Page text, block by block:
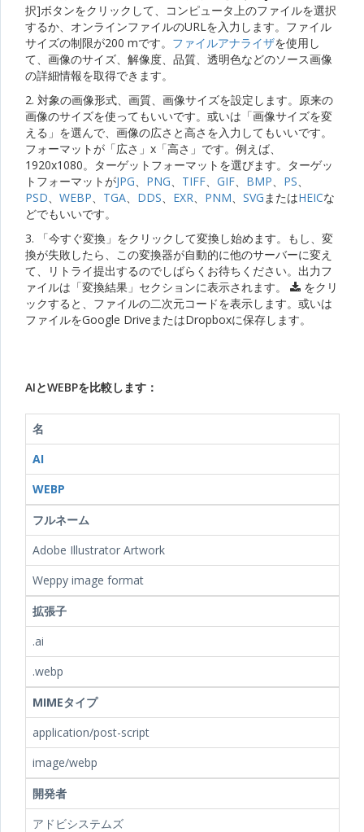
択]ボタンをクリックして、コンピュータ上のファイルを選択
するか、オンラインファイルのURLを入力します。ファイル
サイズの制限が200 mです。 ファイルアナライザを使用し
て、画像のサイズ、解像度、品質、透明色などのソース画像
の詳細情報を取得できます。
2. 対象の画像形式、画質、画像サイズを設定します。原来の
画像のサイズを使ってもいいです。或いは「画像サイズを変
える」を選んで、画像の広さと高さを入力してもいいです。
フォーマットが「広さ」x「高さ」です。例えば、
1920x1080。ターゲットフォーマットを選びます。ターゲッ
トフォーマットがJPG、 PNG、 TIFF、 GIF、 BMP、 PS、
PSD、 WEBP、 TGA、 DDS、 EXR、 PNM、 SVGまたはHEICな
どでもいいです。
3. 「今すぐ変換」をクリックして変換し始めます。もし、変
換が失敗したら、この変換器が自動的に他のサーバーに変え
て、リトライ提出するのでしばらくお待ちください。出力フ
ァイルは「変換結果」セクションに表示されます。
をクリ
ックすると、ファイルの二次元コードを表示します。或いは
ファイルをGoogle DriveまたはDropboxに保存します。
AIとWEBPを比較します：
名
AI
WEBP
フルネーム
Adobe Illustrator Artwork
Weppy image format
拡張子
.ai
.webp
MIMEタイプ
application/post-script
image/webp
開発者
アドビシステムズ